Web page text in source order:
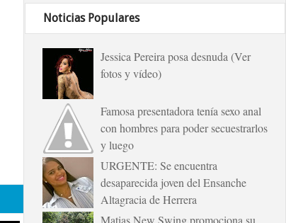
Noticias Populares
Jessica Pereira posa desnuda (Ver
fotos y vídeo)
Famosa presentadora tenía sexo anal
con hombres para poder secuestrarlos
y luego
URGENTE: Se encuentra
desaparecida joven del Ensanche
Altagracia de Herrera
Matias New Swing promociona su